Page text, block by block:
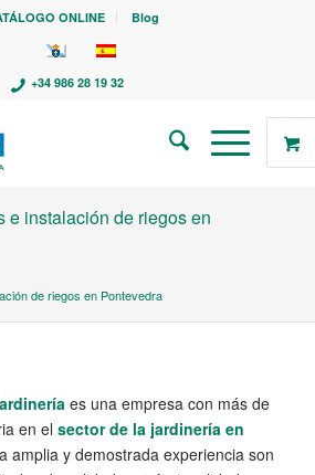
ONLINE Blog
+34 986 28 19 32
e instalación de riegos en
de riegos en Pontevedra
es una empresa con más de
en el sector de la jardinería en
amplia y demostrada experiencia son